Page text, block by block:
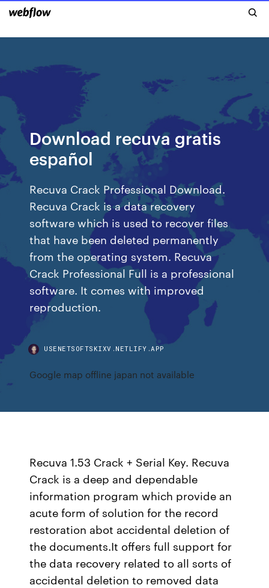
Download recuva gratis
español
Recuva Crack Professional Download.
Recuva Crack is a data recovery
software which is used to recover files
that have been deleted permanently
from the operating system. Recuva
Crack Professional Full is a professional
software. It comes with improved
reproduction.
USENETSOFTSKIXV.NETLIFY.APP
Google map offline japan not available
Recuva 1.53 Crack + Serial Key. Recuva
Crack is a deep and dependable
information program which provide an
acute form of solution for the record
restoration abot accidental deletion of
the documents.It offers full support for
the data recovery related to all sorts of
accidental deletion to removed data